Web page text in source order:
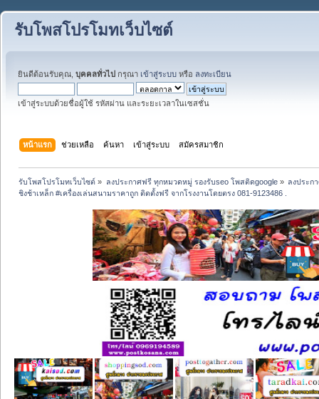
รับโพสโปรโมทเว็บไซต์
ยินดีต้อนรับคุณ, บุคคลทั่วไป กรุณา เข้าสู่ระบบ หรือ ลงทะเบียน
เข้าสู่ระบบด้วยชื่อผู้ใช้ รหัสผ่าน และระยะเวลาในเซสชั่น
หน้าแรก ช่วยเหลือ ค้นหา เข้าสู่ระบบ สมัครสมาชิก
รับโพสโปรโมทเว็บไซต์ » ลงประกาศฟรี ทุกหมวดหมู่ รองรับseo โพสติดgoogle» ลงประก
ชิงช้าเหล็ก #เครื่องเล่นสนามราคาถูก ติดตั้งฟรี จากโรงงานโดยตรง 081-9123486 .